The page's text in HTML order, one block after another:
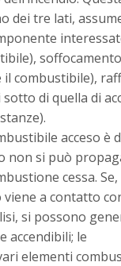
dei tre lati,
il combustibile),
di quella di
acceso è
non si può
cessa.
viene a contatto
si possono
accendibili; le
elementi